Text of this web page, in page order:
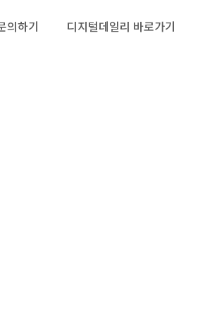
의하기 디지털데일리 바로가기